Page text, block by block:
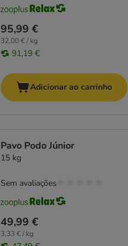
95,99 €
32,00 € / kg
91,19 €
Adicionar ao carrinho
Pavo Podo Júnior
15 kg
49,99 €
3,33 € / kg
Sem avaliações